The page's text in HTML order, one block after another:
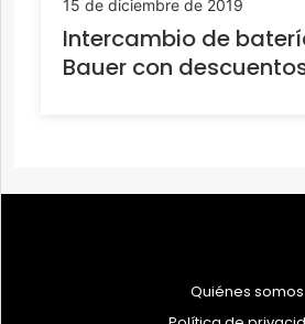
15 de diciembre de 2019
Intercambio de
Bauer con
Quiénes somos